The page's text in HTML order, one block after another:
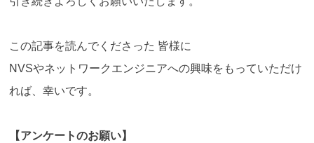
この記事を読んでくださった 皆様に
NVSやネットワークエンジニアへの興味をもっていただけ
れば、幸いです。
【アンケートのお願い】